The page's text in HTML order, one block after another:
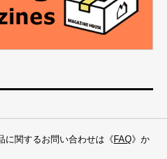
に関するお問い合わせは《 FAQ》か